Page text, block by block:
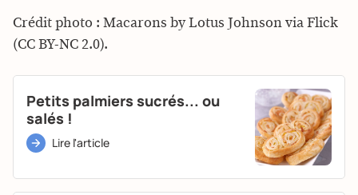
Crédit photo : Macarons by Lotus Johnson via Flick
(CC BY-NC 2.0).
Petits palmiers sucrés... ou
salés !
Lire l'article